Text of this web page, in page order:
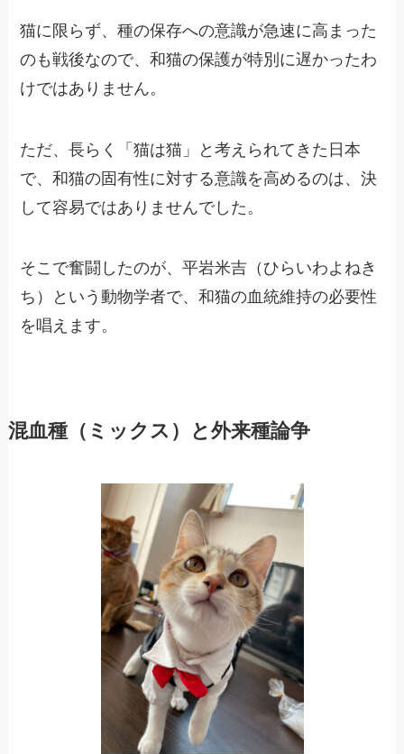
猫に限らず、種の保存への意識が急速に高まった
のも戦後なので、和猫の保護が特別に遅かったわ
けではありません。
ただ、長らく「猫は猫」と考えられてきた日本
で、和猫の固有性に対する意識を高めるのは、決
して容易ではありませんでした。
そこで奮闘したのが、平岩米吉（ひらいわよねき
ち）という動物学者で、和猫の血統維持の必要性
を唱えます。
混血種（ミックス）と外来種論争